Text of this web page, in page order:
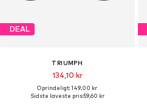
DEAL
TRIUMPH
134,10 kr
Oprindeligt: 149,00 kr
Sidste laveste pris:59,60 kr